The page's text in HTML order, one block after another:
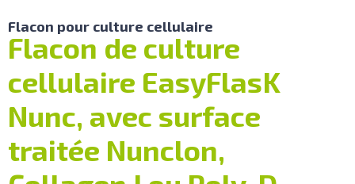
Flacon pour culture cellulaire
Flacon de culture
cellulaire EasyFlasK
Nunc, avec surface
traitée Nunclon,